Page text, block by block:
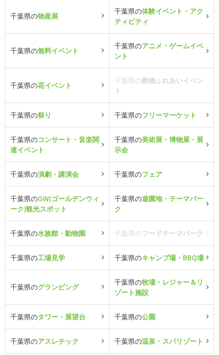
千葉県の物産展
千葉県の体験イベント・アク
ティビティ
千葉県の無料イベント
千葉県のアニメ・ゲームイベ
ント
千葉県の花イベント
千葉県の動物ふれあいイベン
ト
千葉県の祭り 千葉県のフリーマーケット
千葉県のコンサート・音楽関
連イベント
千葉県の美術展・博物展・展
示会
千葉県の演劇・講演会 千葉県のフェア
千葉県のGW(ゴールデンウィ
ーク)観光スポット
千葉県の遊園地・テーマパー
ク
千葉県の水族館・動物園 千葉県のフードテーマパーク
千葉県の工場見学 千葉県のキャンプ場・BBQ場
千葉県のグランピング
千葉県の牧場・レジャー＆リ
ゾート施設
千葉県のタワー・展望台 千葉県の公園
千葉県のアスレチック 千葉県の温泉・スパリゾート